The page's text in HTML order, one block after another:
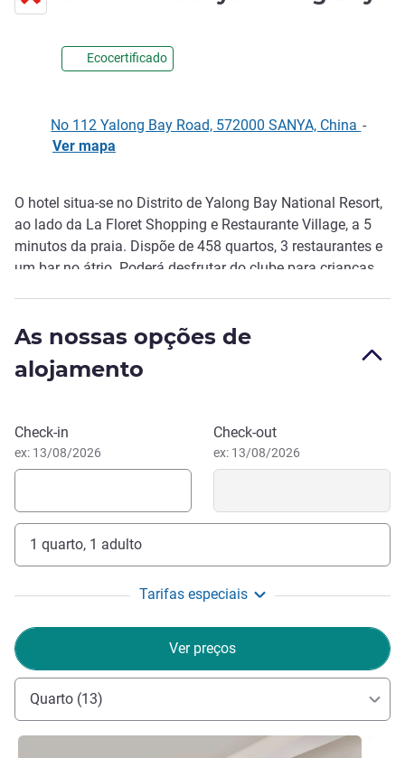
Ecocertificado
No 112 Yalong Bay Road, 572000 SANYA, China -
Ver mapa
Descrição
O hotel situa-se no Distrito de Yalong Bay National Resort,
ao lado da La Floret Shopping e Restaurante Village, a 5
minutos da praia. Dispõe de 458 quartos, 3 restaurantes e
um bar no átrio. Poderá desfrutar do clube para crianças
nossos hóspedes vivam bem a vida, incentivando-os a
As nossas opções de
alojamento
Reservar este hotel
Check-in
ex: 13/08/2026
Check-out
ex: 13/08/2026
1 quarto, 1 adulto
Tarifas especiais
Ver preços
Quarto (13)
Ver detalhes